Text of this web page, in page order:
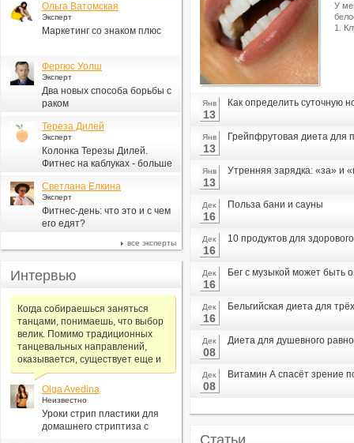
У
1.
Янв
13
Как определить суточную
Янв
13
Грейпфрутовая диета для
Янв
13
Утренняя зарядка: «за» и
Дек
16
Польза бани и сауны
Дек
16
10 продуктов для
Дек
16
Бег с музыкой может быть
Дек
16
Бельгийская диета для
Дек
08
Диета для душевного
Дек
08
Витамин А спасёт зрение
Статьи
Ольга Ватомская
Эксперт
Маркетинг со знаком плюс
Фергюс Уолш
Эксперт
Два новых способа борьбы с
раком
Тереза Дилей
Эксперт
Колонка Терезы Дилей.
Фитнес на каблуках - больше
Светлана Елкина
Эксперт
Фитнес-день: что это и с чем
его едят?
все эксперты
Интервью
Когда собираешься заняться
танцами, понимаешь, что выбор
велик. Помимо традиционных
танцевальных направлений,
оказывается, существует еще и
Olga Avedina
Неизвестно
Уроки стрип пластики для
домашнего стриптиза с